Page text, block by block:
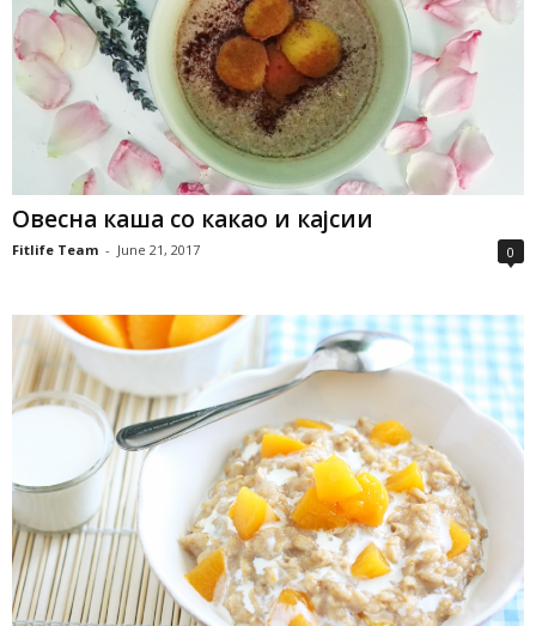
Овесна каша со какао и кајсии
Fitlife Team - June 21, 2017 0